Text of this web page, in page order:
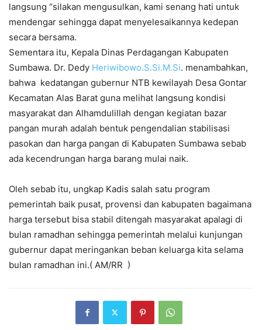
langsung “silakan mengusulkan, kami senang hati untuk
mendengar sehingga dapat menyelesaikannya kedepan
secara bersama.
Sementara itu, Kepala Dinas Perdagangan Kabupaten
Sumbawa. Dr. Dedy Heriwibowo.S.Si.M.Si. menambahkan,
bahwa kedatangan gubernur NTB kewilayah Desa Gontar
Kecamatan Alas Barat guna melihat langsung kondisi
masyarakat dan Alhamdulillah dengan kegiatan bazar
pangan murah adalah bentuk pengendalian stabilisasi
pasokan dan harga pangan di Kabupaten Sumbawa sebab
ada kecendrungan harga barang mulai naik.
Oleh sebab itu, ungkap Kadis salah satu program
pemerintah baik pusat, provensi dan kabupaten bagaimana
harga tersebut bisa stabil ditengah masyarakat apalagi di
bulan ramadhan sehingga pemerintah melalui kunjungan
gubernur dapat meringankan beban keluarga kita selama
bulan ramadhan ini.( AM/RR )